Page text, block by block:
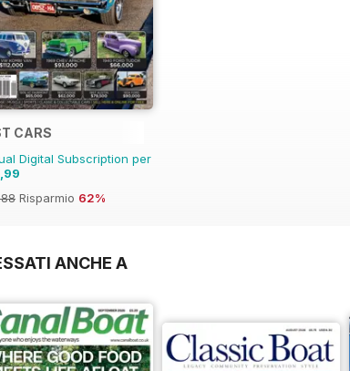
CARS
Digital Subscription per
Risparmio 62%
ANCHE A